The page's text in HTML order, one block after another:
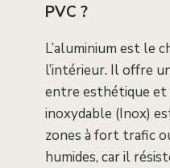
PVC ?
L’aluminium est le
l’intérieur. Il offre
entre esthétique et
inoxydable (Inox)
zones à fort trafic
humides, car il